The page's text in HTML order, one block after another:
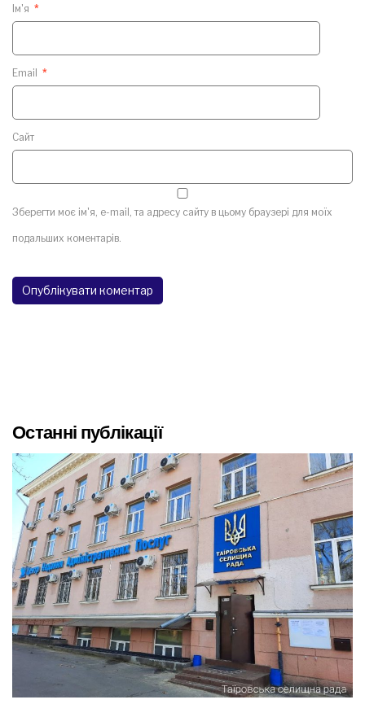
Ім'я *
Email *
Сайт
Зберегти моє ім'я, e-mail, та адресу сайту в цьому браузері для моїх
подальших коментарів.
Останні публікації